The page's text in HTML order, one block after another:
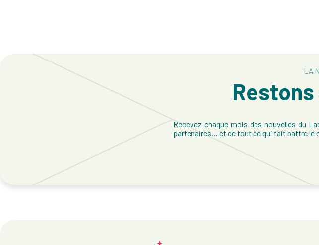
LA
Recevez chaque mois des nouvelles du
partenaires… et de tout ce qui fait battre le